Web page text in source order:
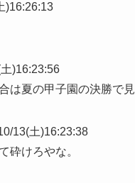
)16:26:13
)16:23:56
は夏の甲子園の決勝で
13(土)16:23:38
砕けろやな。